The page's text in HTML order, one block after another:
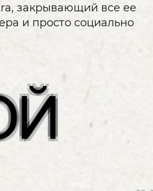
закрывающий все ее
и просто социально